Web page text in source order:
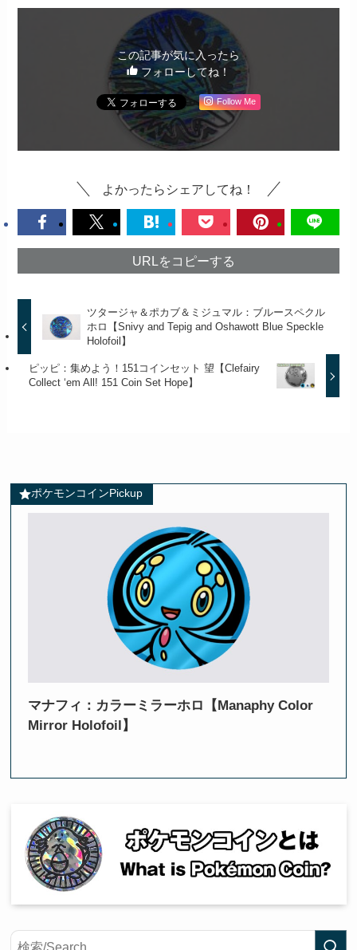
この記事が気に入ったら
フォローしてね！
Follow Me
よかったらシェアしてね！
URLをコピーする
ツタージャ＆ポカブ＆ミジュマル：ブルースペクル
ホロ【Snivy and Tepig and Oshawott Blue Speckle
Holofoil】
ピッピ：集めよう！151コインセット 望【Clefairy
Collect ‘em All! 151 Coin Set Hope】
ポケモンコインPickup
マナフィ：カラーミラーホロ【Manaphy Color
Mirror Holofoil】